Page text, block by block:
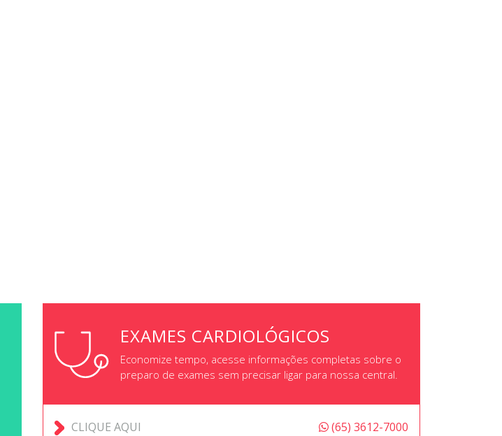
EXAMES CARDIOLÓGICOS
Economize tempo, acesse informações completas sobre o
preparo de exames sem precisar ligar para nossa central.
CLIQUE AQUI (65) 3612-7000